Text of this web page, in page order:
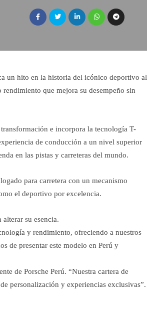
un hito en la historia del icónico deportivo al
que mejora su desempeño sin
e incorpora la tecnología T-
de conducción a un nivel superior
en las pistas y carreteras del mundo.
para carretera con un mecanismo
el deportivo por excelencia.
su esencia.
y rendimiento, ofreciendo a nuestros
de presentar este modelo en Perú y
de Porsche Perú. “Nuestra cartera de
personalización y experiencias exclusivas”.